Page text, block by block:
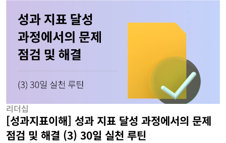
리더십
[성과지표이해] 성과 지표 달성 과정에서의 문제
점검 및 해결 (3) 30일 실천 루틴